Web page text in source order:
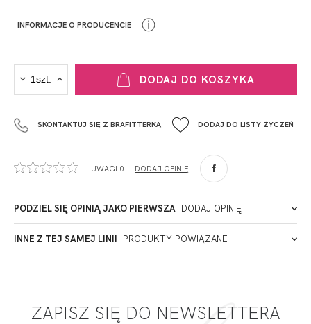
INFORMACJE O PRODUCENCIE
Fashiontex Group Sp.z o.o. Spółka komandytowa
+48 42 719 43 15
90-057
Polska
ADRES PUNKTU KONTAKTOWEGO
ⓘ
DODAJ DO KOSZYKA
SKONTAKTUJ SIĘ Z BRAFITTERKĄ DODAJ DO LISTY ŻYCZEŃ
UWAGI 0 DODAJ OPINIĘ
PODZIEL SIĘ OPINIĄ JAKO PIERWSZA DODAJ OPINIĘ
Miałeś już kontakt z naszym produktem? Zostaw opinię
INNE Z TEJ SAMEJ LINII PRODUKTY POWIĄZANE
ZAPISZ SIĘ DO NEWSLETTERA